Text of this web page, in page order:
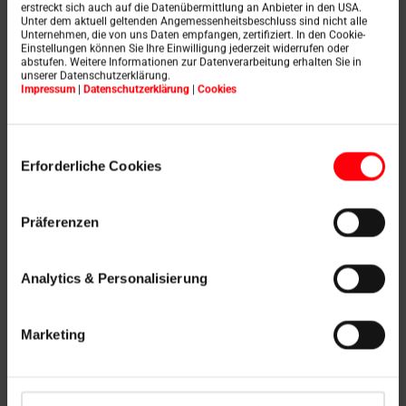
erstreckt sich auch auf die Datenübermittlung an Anbieter in den USA.
Unter dem aktuell geltenden Angemessenheitsbeschluss sind nicht alle
Unternehmen, die von uns Daten empfangen, zertifiziert. In den Cookie-
Einstellungen können Sie Ihre Einwilligung jederzeit widerrufen oder
abstufen. Weitere Informationen zur Datenverarbeitung erhalten Sie in
unserer Datenschutzerklärung.
Impressum | Datenschutzerklärung | Cookies
Erforderliche Cookies
Präferenzen
Analytics & Personalisierung
Marketing
Mehr erfahren
Bringen Sie Menschen und
Roto bietet Ihnen attraktive